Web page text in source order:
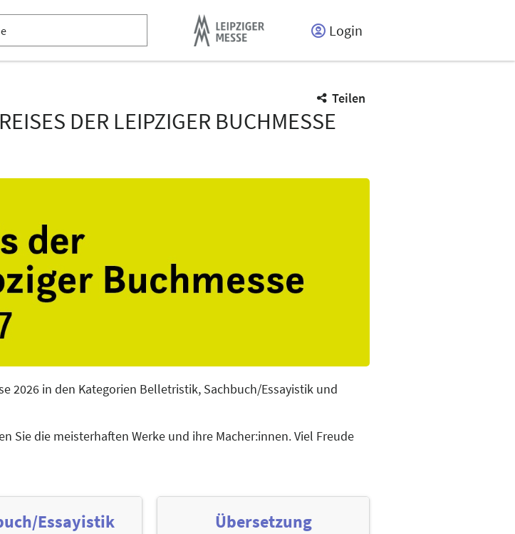
Login
Teilen
DER LEIPZIGER BUCHMESSE
2026 in den Kategorien Belletristik, Sachbuch/Essayistik und
Sie die meisterhaften Werke und ihre Macher:innen. Viel Freude
Essayistik Übersetzung